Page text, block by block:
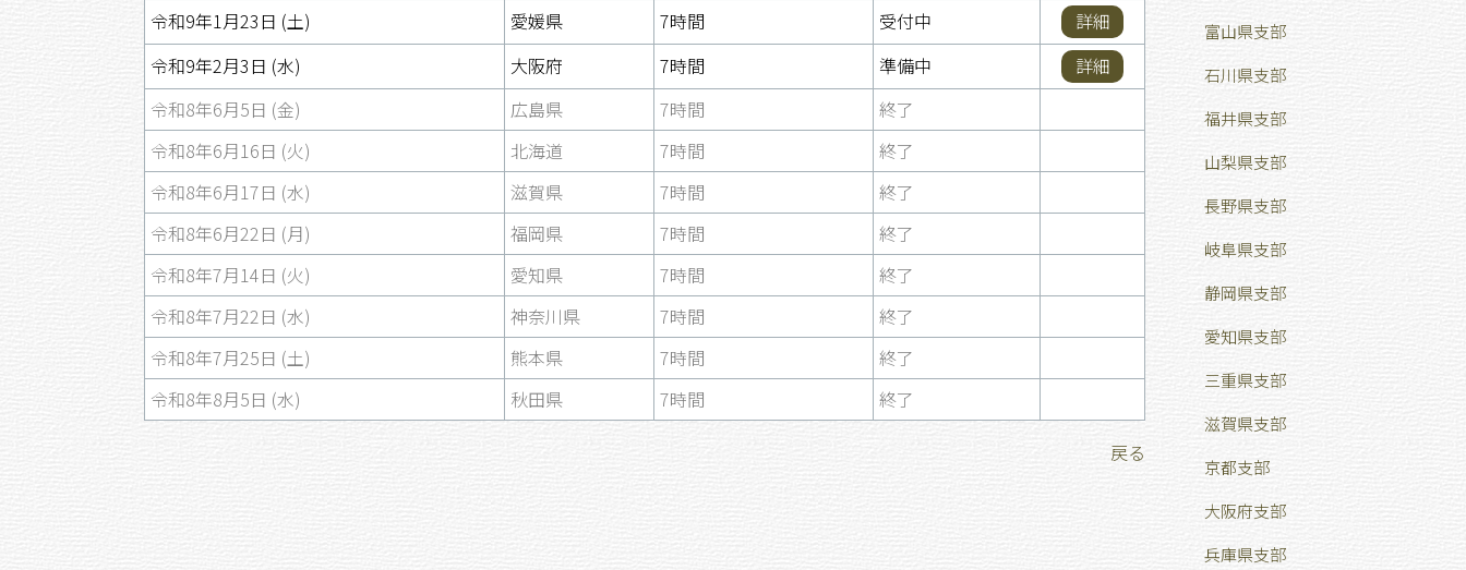
令和9年1月23日 (土)
愛媛県 7時間 受付中
詳細
令和9年2月3日 (水)
大阪府 7時間 準備中
詳細
令和8年6月5日 (金)
広島県 7時間
終了
令和8年6月16日 (火)
北海道 7時間
終了
令和8年6月17日 (水)
滋賀県 7時間
終了
令和8年6月22日 (月)
福岡県 7時間
終了
令和8年7月14日 (火)
愛知県 7時間
終了
令和8年7月22日 (水)
神奈川県 7時間
終了
令和8年7月25日 (土)
熊本県 7時間
終了
令和8年8月5日 (水)
秋田県 7時間 終了
戻る
富山県支部
石川県支部
福井県支部
山梨県支部
長野県支部
岐阜県支部
静岡県支部
愛知県支部
三重県支部
滋賀県支部
京都支部
大阪府支部
兵庫県支部